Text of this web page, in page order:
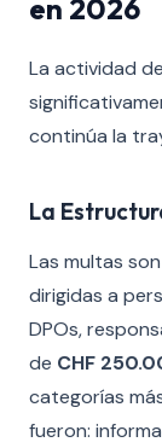
en 2026
La actividad
continúa la
La
Las multas
dirigidas a
DPOs,
de CHF
categorías
fueron: